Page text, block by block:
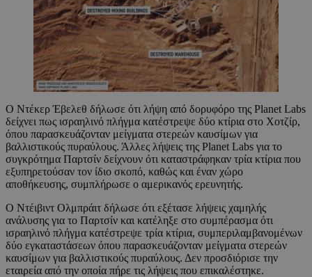
Ο Ντέκερ Έβελεθ δήλωσε ότι λήψη από δορυφόρο της Planet Labs
δείχνει πως ισραηλινό πλήγμα κατέστρεψε δύο κτίρια στο Χοτζίρ,
όπου παρασκευάζονταν μείγματα στερεών καυσίμων για
βαλλιστικούς πυραύλους. Άλλες λήψεις της Planet Labs για το
συγκρότημα Παρτσίν δείχνουν ότι καταστράφηκαν τρία κτίρια που
εξυπηρετούσαν τον ίδιο σκοπό, καθώς και έναν χώρο
αποθήκευσης, συμπλήρωσε ο αμερικανός ερευνητής.
Ο Ντέιβιντ Ολμπράιτ δήλωσε ότι εξέτασε λήψεις χαμηλής
ανάλυσης για το Παρτσίν και κατέληξε στο συμπέρασμα ότι
ισραηλινό πλήγμα κατέστρεψε τρία κτίρια, συμπεριλαμβανομένων
δύο εγκαταστάσεων όπου παρασκευάζονταν μείγματα στερεών
καυσίμων για βαλλιστικούς πυραύλους. Δεν προσδιόρισε την
εταιρεία από την οποία πήρε τις λήψεις που επικαλέστηκε.